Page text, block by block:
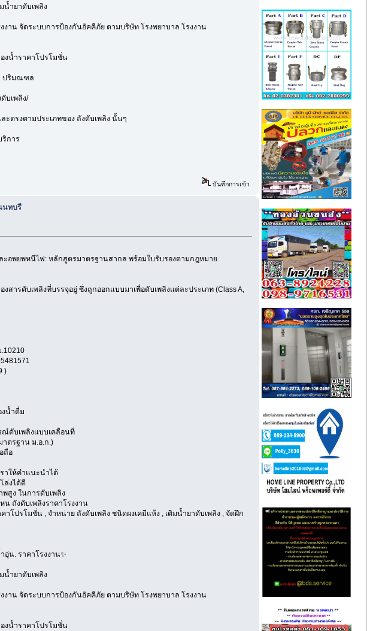
น้ำยาดับเพลิง
าน จัดระบบการป้องกันอัคคีภัย ตามบริษัท โรงพยาบาล โรงงาน
งน้ำราคาโปรโมชั่น
ปริมณฑล
บเพลิง/
ตรงตามประเภทของ ถังดับเพลิง นั้นๆ
ริการ
บันทึกการเข้า
นทบรี
อพยพหนีไฟ: หลักสูตรมาตรฐานสากล พร้อมใบรับรองตามกฎหมาย
ารดับเพลิงที่บรรจุอยู่ ซึ่งถูกออกแบบมาเพื่อดับเพลิงแต่ละประเภท (Class A,
)
น้ำดื่ม
ณ์ดับเพลิงแบบเคลื่อนที่
าตรฐาน ม.อ.ก.)
ถือ
าให้คำแนะนำได้
ล่งได้ดี
สูง ในการดับเพลิง
น ถังดับเพลิงราคาโรงงาน
าโปรโมชั่น , จำหน่าย ถังดับเพลิง ชนิดผงเคมีแห้ง , เติมน้ำยาดับเพลิง , จัดฝึก
อุ่น. ราคาโรงงาน✨
น้ำยาดับเพลิง
าน จัดระบบการป้องกันอัคคีภัย ตามบริษัท โรงพยาบาล โรงงาน
งน้ำราคาโปรโมชั่น